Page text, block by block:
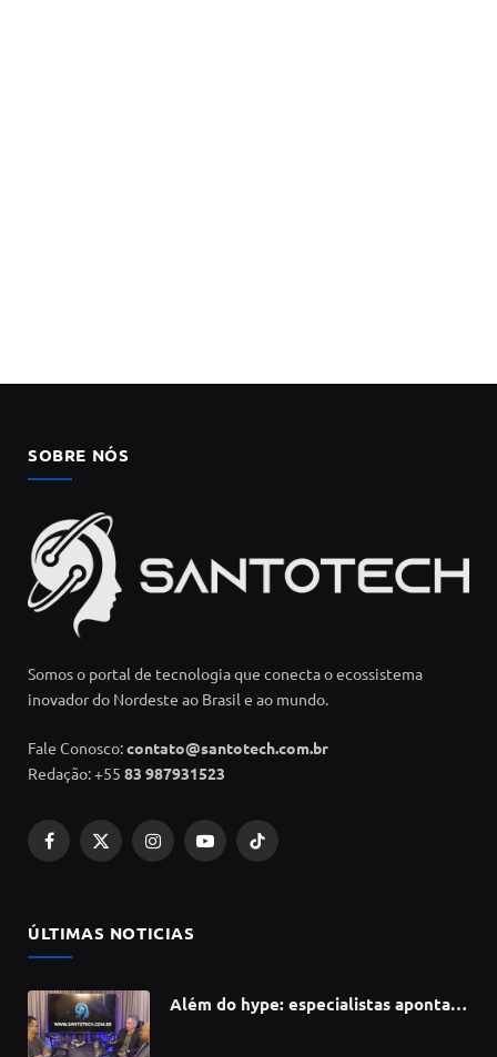
SOBRE NÓS
Somos o portal de tecnologia que conecta o ecossistema
inovador do Nordeste ao Brasil e ao mundo.
Fale Conosco:contato@santotech.com.br
Redação: +55 83 987931523
Facebook
X
InstagramYouTubeTikTok
ÚLTIMAS NOTICIAS
Além do hype: especialistas apontam